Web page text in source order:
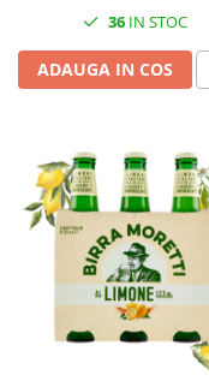
36IN STOC
ADAUGA IN COS